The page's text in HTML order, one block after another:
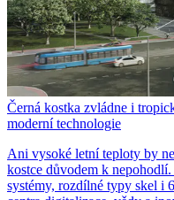
Černá kostka zvládne i
moderní technologie
Ani vysoké letní teploty by
kostce důvodem k
systémy, rozdílné typy skel i